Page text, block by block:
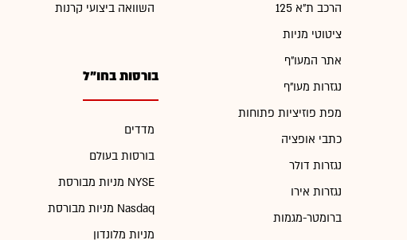
הרכב ת"א 125
ציטוטי מניות
אתר המעו"ף
נגזרות מעו"ף
מפת פוזיציות פתוחות
כתבי אופציה
נגזרות דולר
נגזרות אירו
ברומטר-מגמות
השוואה ביצועי קרנות
בורסות בחו"ל
מדדים
בורסות בעולם
מניות מבורסת NYSE
מניות מבורסת Nasdaq
מניות מלונדון